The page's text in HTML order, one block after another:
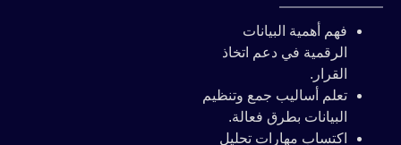
فهم أهمية البيانات
الرقمية في دعم اتخاذ
القرار.
تعلم أساليب جمع وتنظيم
البيانات بطرق فعالة.
اكتساب مهارات تحليل